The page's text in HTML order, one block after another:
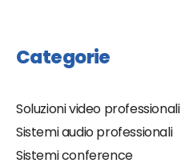
Categorie
Soluzioni video professionali
Sistemi audio professionali
Sistemi conference